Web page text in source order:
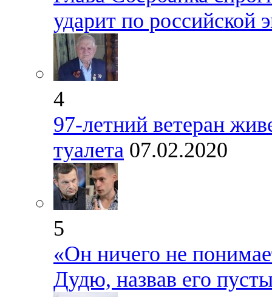
ударит по российской
4
97-летний ветеран
туалета 07.02.2020
5
«Он ничего не
Дудю, назвав его